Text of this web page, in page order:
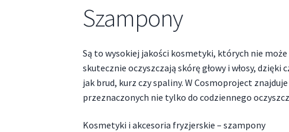
Szampony
Są to wysokiej jakości kosmetyki, których nie
skutecznie oczyszczają skórę głowy i włosy,
jak brud, kurz czy spaliny. W Cosmoproject
przeznaczonych nie tylko do codziennego
Kosmetyki i akcesoria fryzjerskie – szampony